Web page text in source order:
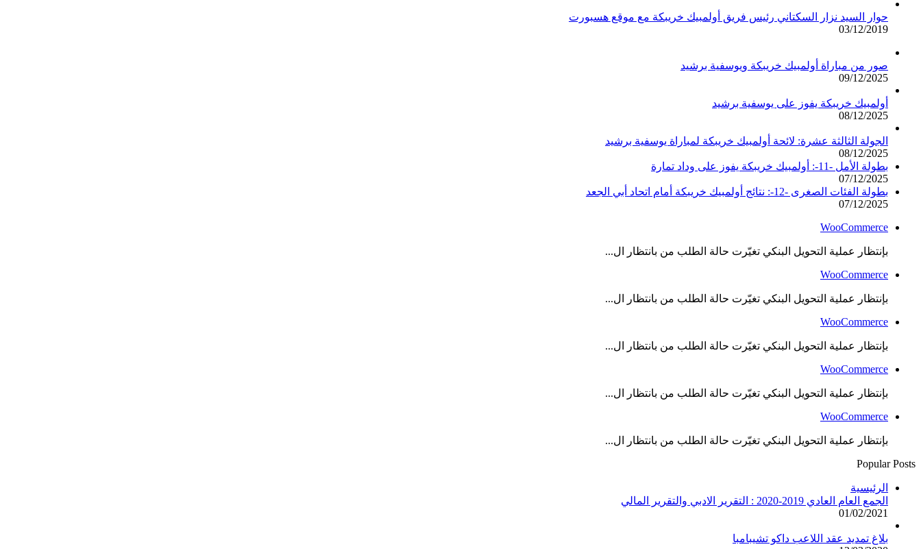
حوار السيد نزار السكتاني رئيس فريق أولمبيك خريبكة مع موقع هسبورت
03/12/2019
صور من مباراة أولمبيك خريبكة ويوسفية برشيد
09/12/2025
أولمبيك خريبكة يفوز على يوسفية برشيد
08/12/2025
الجولة الثالثة عشرة: لائحة أولمبيك خريبكة لمباراة يوسفية برشيد
08/12/2025
بطولة الأمل -11-: أولمبيك خريبكة يفوز على وداد تمارة
07/12/2025
بطولة الفئات الصغرى -12-: نتائج أولمبيك خريبكة أمام اتحاد أبي الجعد
07/12/2025
WooCommerce
بإنتظار عملية التحويل البنكي تغيّرت حالة الطلب من بانتظار ال...
WooCommerce
بإنتظار عملية التحويل البنكي تغيّرت حالة الطلب من بانتظار ال...
WooCommerce
بإنتظار عملية التحويل البنكي تغيّرت حالة الطلب من بانتظار ال...
WooCommerce
بإنتظار عملية التحويل البنكي تغيّرت حالة الطلب من بانتظار ال...
WooCommerce
بإنتظار عملية التحويل البنكي تغيّرت حالة الطلب من بانتظار ال...
Popular Posts
الرئيسية
الجمع العام العادي 2019-2020 : التقرير الادبي والتقرير المالي
01/02/2021
بلاغ تمديد عقد اللاعب داكو تشيبامبا